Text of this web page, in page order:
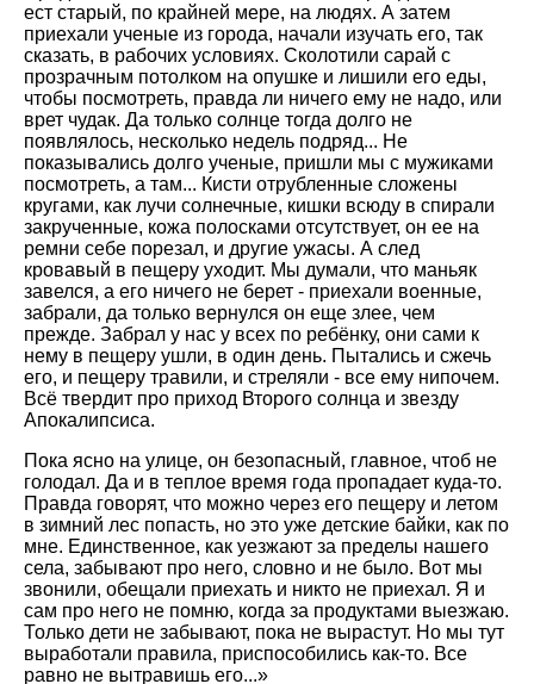
ест старый, по крайней мере, на людях. А затем
приехали ученые из города, начали изучать его, так
сказать, в рабочих условиях. Сколотили сарай с
прозрачным потолком на опушке и лишили его еды,
чтобы посмотреть, правда ли ничего ему не надо, или
врет чудак. Да только солнце тогда долго не
появлялось, несколько недель подряд... Не
показывались долго ученые, пришли мы с мужиками
посмотреть, а там... Кисти отрубленные сложены
кругами, как лучи солнечные, кишки всюду в спирали
закрученные, кожа полосками отсутствует, он ее на
ремни себе порезал, и другие ужасы. А след
кровавый в пещеру уходит. Мы думали, что маньяк
завелся, а его ничего не берет - приехали военные,
забрали, да только вернулся он еще злее, чем
прежде. Забрал у нас у всех по ребёнку, они сами к
нему в пещеру ушли, в один день. Пытались и сжечь
его, и пещеру травили, и стреляли - все ему нипочем.
Всё твердит про приход Второго солнца и звезду
Апокалипсиса.
Пока ясно на улице, он безопасный, главное, чтоб не
голодал. Да и в теплое время года пропадает куда-то.
Правда говорят, что можно через его пещеру и летом
в зимний лес попасть, но это уже детские байки, как по
мне. Единственное, как уезжают за пределы нашего
села, забывают про него, словно и не было. Вот мы
звонили, обещали приехать и никто не приехал. Я и
сам про него не помню, когда за продуктами выезжаю.
Только дети не забывают, пока не вырастут. Но мы тут
выработали правила, приспособились как-то. Все
равно не вытравишь его...»